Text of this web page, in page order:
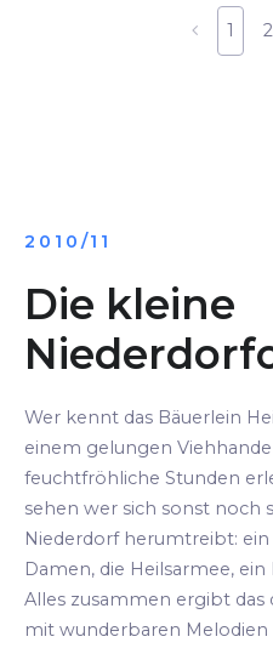
1 2
2010/11
Die kleine
Wer kennt das Bäuerlein
einem gelungen
feuchtfröhliche Stunden
sehen wer sich sonst noch
Niederdorf herumtreibt:
Damen, die Heilsarmee,
Alles zusammen ergibt das
mit wunderbaren